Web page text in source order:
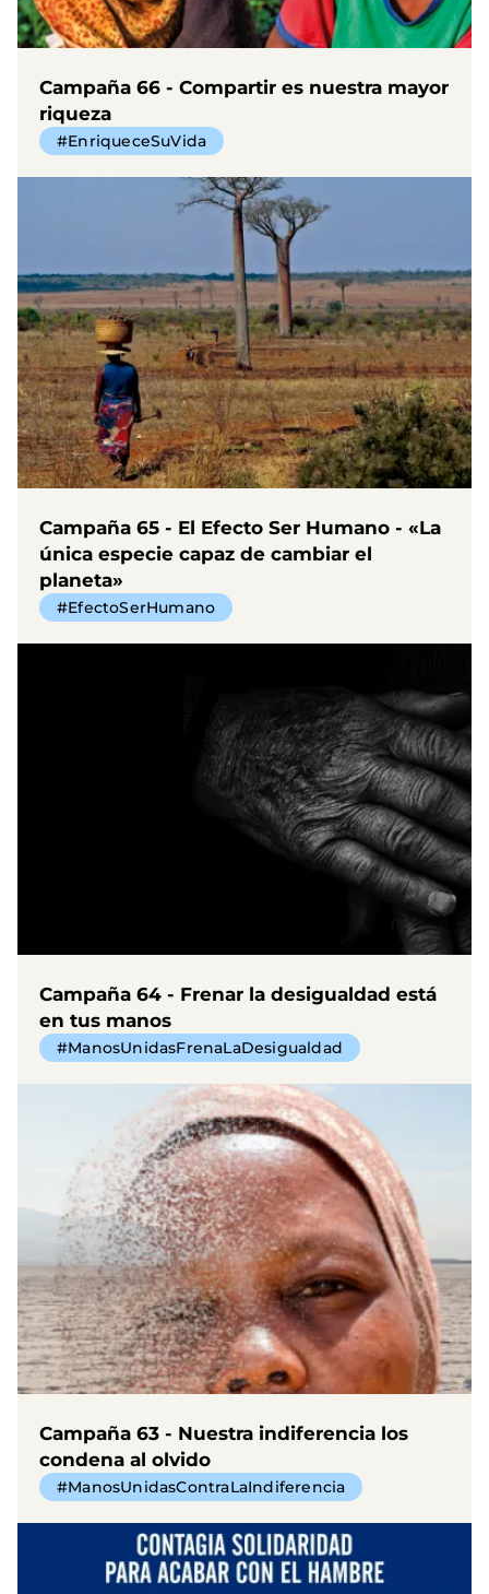
Campaña 66 - Compartir es nuestra mayor
riqueza
#EnriqueceSuVida
Campaña 65 - El Efecto Ser Humano - «La
única especie capaz de cambiar el
planeta»
#EfectoSerHumano
Campaña 64 - Frenar la desigualdad está
en tus manos
#ManosUnidasFrenaLaDesigualdad
Campaña 63 - Nuestra indiferencia los
condena al olvido
#ManosUnidasContraLaIndiferencia